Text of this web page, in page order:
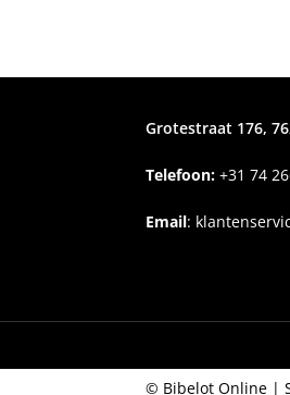
Grotestraat 176,
Telefoon: +3174
Email:
© Bibelot Online |